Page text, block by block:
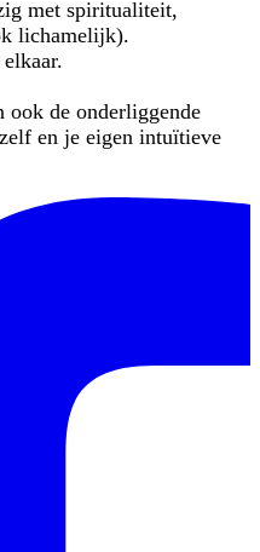
met spiritualiteit,
lichamelijk).
de onderliggende
en je eigen intuïtieve